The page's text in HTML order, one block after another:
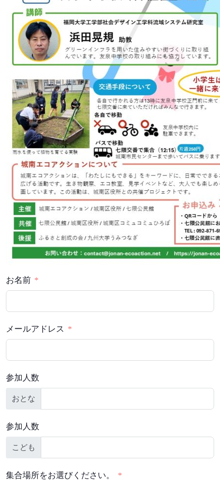
お名前
メールアドレス
参加人数
おとな
参加人数
こども
集合場所をお選びください。